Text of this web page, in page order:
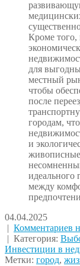
Кроме того,
для
местный
чтобы
после
городам,
и
идеального
между
04.04.2025
| Комментариев
| Категория:
Инвестиции в
Метки: город,